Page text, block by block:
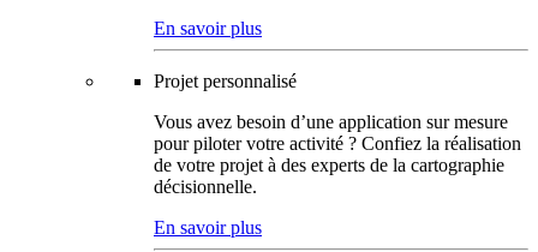
En savoir plus
Projet personnalisé
Vous avez besoin d’une application sur mesure
pour piloter votre activité ? Confiez la réalisation
de votre projet à des experts de la cartographie
décisionnelle.
En savoir plus